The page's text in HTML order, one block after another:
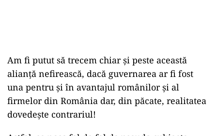
Am fi putut să trecem chiar și peste această
alianță nefirească, dacă guvernarea ar fi fost
una pentru și în avantajul românilor și al
firmelor din România dar, din păcate, realitatea
dovedește contrariul!